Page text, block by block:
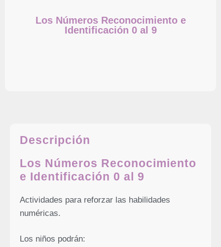
Descripción
Los Números Reconocimiento
e Identificación 0 al 9
Actividades para reforzar las habilidades
numéricas.
Los niños podrán:
Los Números Reconocimiento e
Identificación 0 al 9